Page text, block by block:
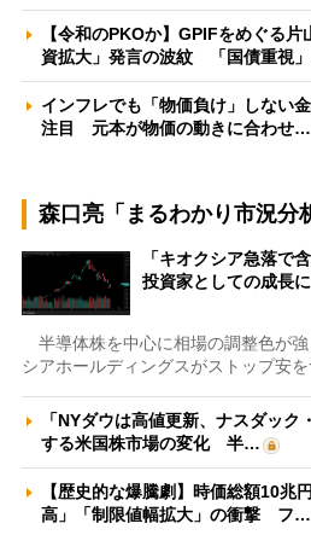
【令和のPKOか】GPIFをめぐる
資拡大」発言の波紋 「国債重視
インフレでも「物価負け」しない
注目 元本が物価の動きに合わせ…
森口亮「まるわかり市況分
「キオクシア急落で
投資家としての成長
半導体株を中心に相場の調整色が
シアホールディングスがストップ安
「NYダウは高値更新、ナスダッ
する米国株市場の変化 半…
【歴史的な爆騰劇】時価総額10兆
高」「制限値幅拡大」の衝撃 フ…